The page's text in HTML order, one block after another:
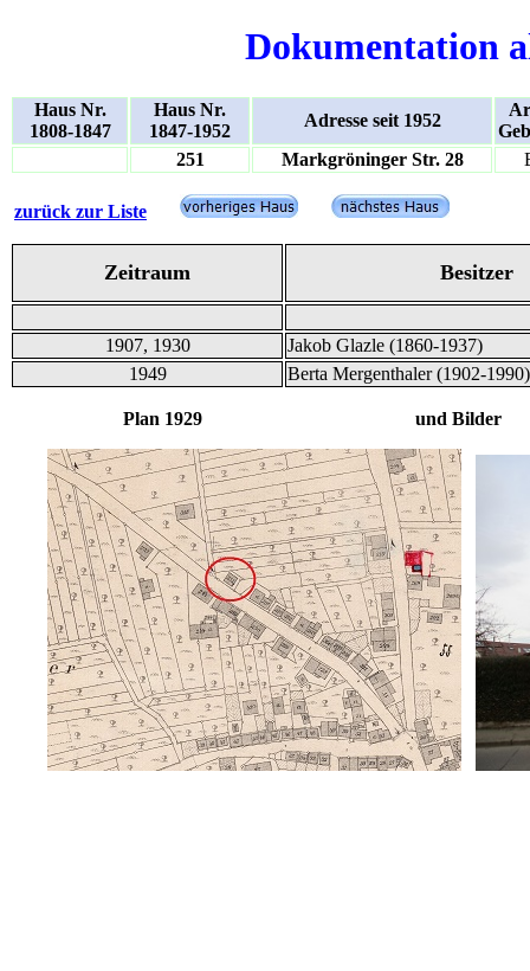
Dokumentation
Haus Nr.
1808-1847
Haus Nr.
1847-1952
Adresse seit 1952
251
Markgröninger Str. 28
zurück zur Liste
Zeitraum Besitzer
1907, 1930
Jakob Glazle (1860-1937)
1949
Berta Mergenthaler (1902-1990)
Plan 1929 und Bilder